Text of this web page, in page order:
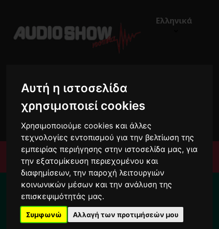
Αυτή η ιστοσελίδα
χρησιμοποιεί cookies
Χρησιμοποιούμε cookies και άλλες
τεχνολογίες εντοπισμού για την βελτίωση της
εμπειρίας περιήγησης στην ιστοσελίδα μας, για
την εξατομίκευση περιεχομένου και
διαφημίσεων, την παροχή λειτουργιών
κοινωνικών μέσων και την ανάλυση της
επισκεψιμότητάς μας.
Συμφωνώ Αλλαγή των προτιμήσεών μου
Ελληνικά
Μενού
Για το διάστημα από 10/8 ως 24/8 οι
παραγγελίες σας ενδέχεται να
καθυστερήσουν !
Για κάθε σας απορία καλέστε μας στο: